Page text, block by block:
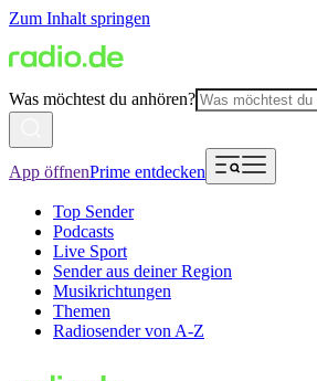
Zum Inhalt springen
Was möchtest du anhören?
App öffnenPrime entdecken
Top Sender
Podcasts
Live Sport
Sender aus deiner Region
Musikrichtungen
Themen
Radiosender von A-Z